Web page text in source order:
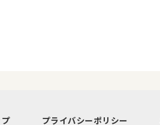
プライバシーポリシー